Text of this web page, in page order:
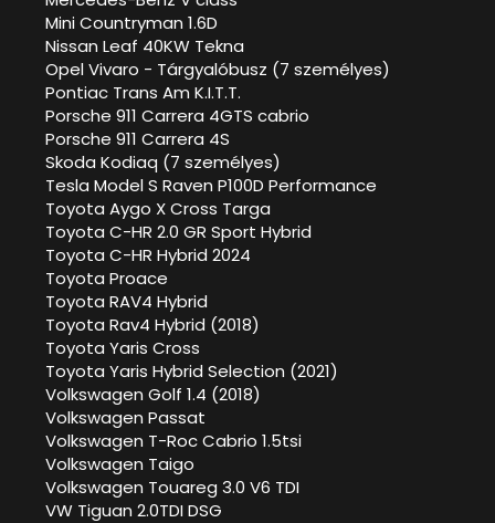
Mini Countryman 1.6D
Nissan Leaf 40KW Tekna
Opel Vivaro - Tárgyalóbusz (7 személyes)
Pontiac Trans Am K.I.T.T.
Porsche 911 Carrera 4GTS cabrio
Porsche 911 Carrera 4S
Skoda Kodiaq (7 személyes)
Tesla Model S Raven P100D Performance
Toyota Aygo X Cross Targa
Toyota C-HR 2.0 GR Sport Hybrid
Toyota C-HR Hybrid 2024
Toyota Proace
Toyota RAV4 Hybrid
Toyota Rav4 Hybrid (2018)
Toyota Yaris Cross
Toyota Yaris Hybrid Selection (2021)
Volkswagen Golf 1.4 (2018)
Volkswagen Passat
Volkswagen T-Roc Cabrio 1.5tsi
Volkswagen Taigo
Volkswagen Touareg 3.0 V6 TDI
VW Tiguan 2.0TDI DSG